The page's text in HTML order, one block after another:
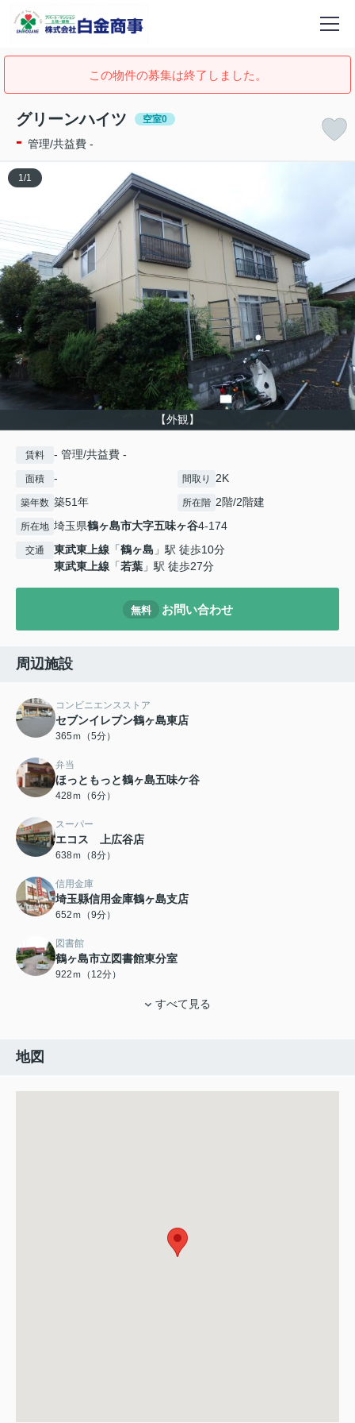
この物件の募集は終了しました。
グリーンハイツ 空室0
- 管理/共益費 -
【外観】
1 /1
賃料 - 管理/共益費 -
面積 - 間取り 2K
築年数 築51年 所在階 2階/2階建
所在地 埼玉県鶴ヶ島市大字五味ヶ谷4-174
交通 東武東上線 「鶴ヶ島 」駅 徒歩10分
東武東上線 「若葉 」駅 徒歩27分
無料 お問い合わせ
周辺施設
コンビニエンスストア
セブンイレブン鶴ヶ島東店
365ｍ（5分）
弁当
ほっともっと鶴ヶ島五味ケ谷
428ｍ（6分）
スーパー
エコス 上広谷店
638ｍ（8分）
信用金庫
埼玉縣信用金庫鶴ヶ島支店
652ｍ（9分）
図書館
鶴ヶ島市立図書館東分室
922ｍ（12分）
すべて見る
地図